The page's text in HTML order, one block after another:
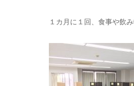
１カ月に１回、食事や飲